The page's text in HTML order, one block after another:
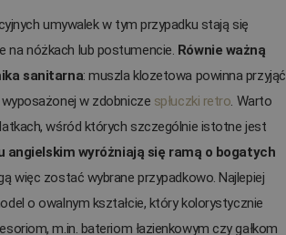
umywalek w tym przypadku stają się
na nóżkach lub postumencie. Równie ważną
sanitarna: muszla klozetowa powinna przyjąć
w zdobnicze spłuczki retro. Warto
wśród których szczególnie istotne jest
angielskim wyróżniają się ramą o bogatych
więc zostać wybrane przypadkowo. Najlepiej
o owalnym kształcie, który kolorystycznie
m.in. bateriom łazienkowym czy gałkom